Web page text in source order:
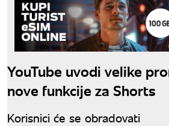
YouTube uvodi velike
nove funkcije za Shorts
Korisnici će se obradovati